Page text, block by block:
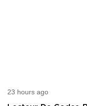
23 hours ago